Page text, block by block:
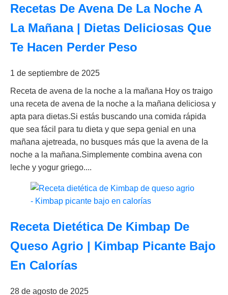
Recetas De Avena De La Noche A
La Mañana | Dietas Deliciosas Que
Te Hacen Perder Peso
1 de septiembre de 2025
Receta de avena de la noche a la mañana Hoy os traigo
una receta de avena de la noche a la mañana deliciosa y
apta para dietas.Si estás buscando una comida rápida
que sea fácil para tu dieta y que sepa genial en una
mañana ajetreada, no busques más que la avena de la
noche a la mañana.Simplemente combina avena con
leche y yogur griego....
Receta Dietética De Kimbap De
Queso Agrio | Kimbap Picante Bajo
En Calorías
28 de agosto de 2025